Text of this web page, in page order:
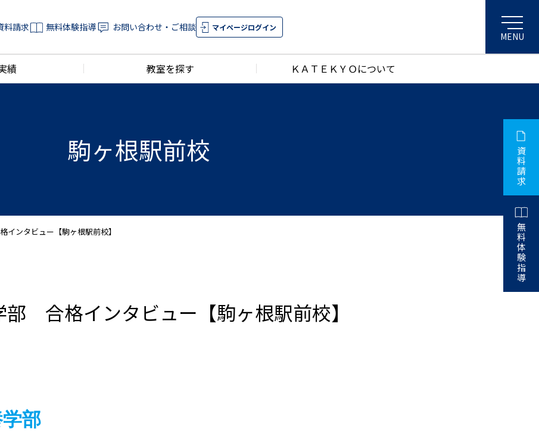
料請求 無料体験指導 お問い合わせ・ご相談 マイページログイン
績 教室を探す ＫＡＴＥＫＹＯについて
駒ヶ根駅前校
ンタビュー【駒ヶ根駅前校】
合格インタビュー【駒ヶ根駅前校】
部
資
料
請
求
無
料
体
験
指
導